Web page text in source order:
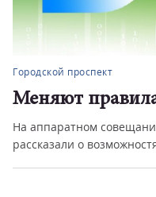
игры
в администрации